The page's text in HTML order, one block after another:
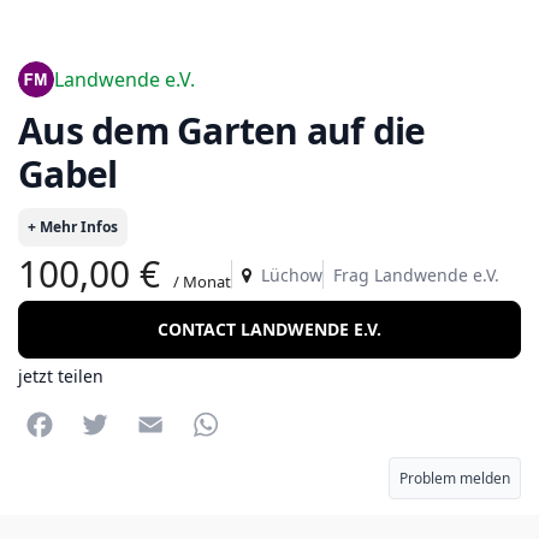
Landwende e.V.
Aus dem Garten auf die
Gabel
+ Mehr Infos
Lüchow
100,00 € / Monat Frag Landwende e.V.
CONTACT LANDWENDE E.V.
jetzt teilen
FacebookTwitter Email
Problem melden